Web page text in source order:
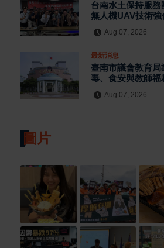
台南水土保持服
無人機UAV技術
Aug 07, 2026
最新消息
臺南市議會教育
毒、食安與教師
Aug 07, 2026
圖片